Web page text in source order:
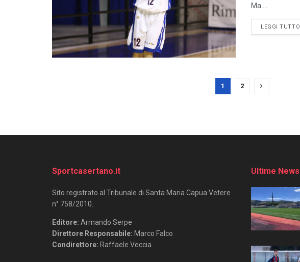
Ma ...
LEGGI TUTTO
1 2
Sportcasertano.it
Sito registrato al Tribunale di Santa Maria Capua Vetere
n° 758/2010.
Editore: Armando Serpe
Direttore Responsabile: Marco Falco
Condirettore: Raffaele Veccia
Ultime News